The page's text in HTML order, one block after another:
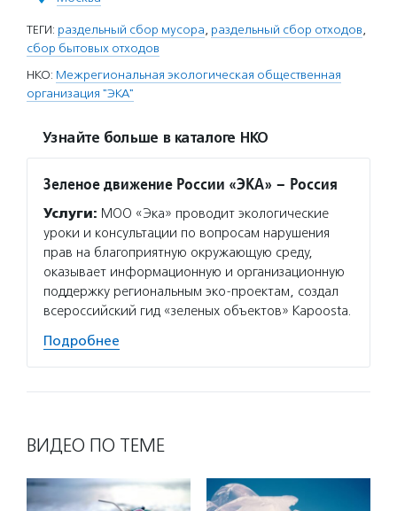
ТЕГИ: раздельный сбор мусора, раздельный сбор отходов,
сбор бытовых отходов
НКО: Межрегиональная экологическая общественная
организация "ЭКА"
Узнайте больше в каталоге НКО
Зеленое движение России «ЭКА» – Россия
Услуги: МОО «Эка» проводит экологические
уроки и консультации по вопросам нарушения
прав на благоприятную окружающую среду,
оказывает информационную и организационную
поддержку региональным эко-проектам, создал
всероссийский гид «зеленых объектов» Kapoosta.
Подробнее
ВИДЕО ПО ТЕМЕ